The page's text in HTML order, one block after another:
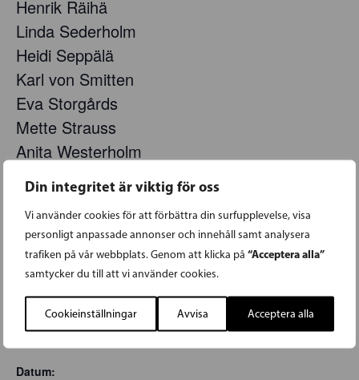
Din integritet är viktig för oss
Vi använder cookies för att förbättra din surfupplevelse, visa
personligt anpassade annonser och innehåll samt analysera
trafiken på vår webbplats. Genom att klicka på “Acceptera alla”
samtycker du till att vi använder cookies.
Cookieinställningar Avvisa Acceptera alla
Henrik Räihä
Linda Sederholm
Heidi Seppälä
Karl von Smitten
Eva Storgårds
Mette Strauss
Anita Westerholm
Henrik Wickström
Henrik Winberg
Lägg till i kalender
Datum: